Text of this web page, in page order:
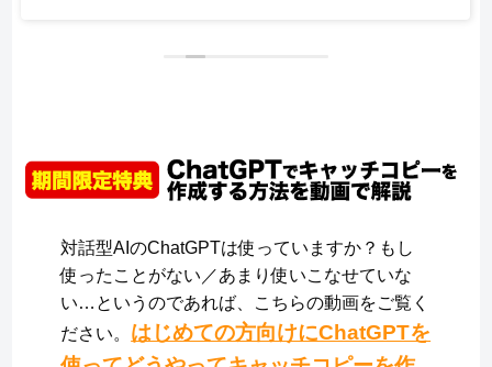
対話型AIのChatGPTは使っていますか？もし
使ったことがない／あまり使いこなせていな
い…というのであれば、こちらの動画をご覧く
ださい。 はじめての方向けにChatGPTを